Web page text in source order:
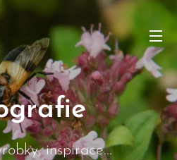
inspirace...